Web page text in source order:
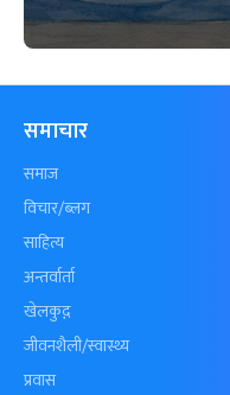
समाचार
समाज
विचार/ब्लग
साहित्य
अन्तर्वार्ता
खेलकुद़़
जीवनशैली/स्वास्थ्य
प्रवास